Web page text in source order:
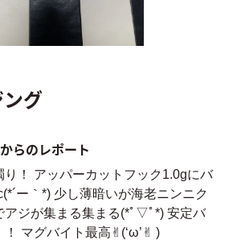
グ
らのレポート
！ アッパーカットフック1.0gにバ
ー｀*) 少し薄暗いが海老ニンニク
アジが集まる集まる(*ﾟ▽ﾟ*) 安定バ
！ マグバイト最高✌︎(‘ω’✌︎ )